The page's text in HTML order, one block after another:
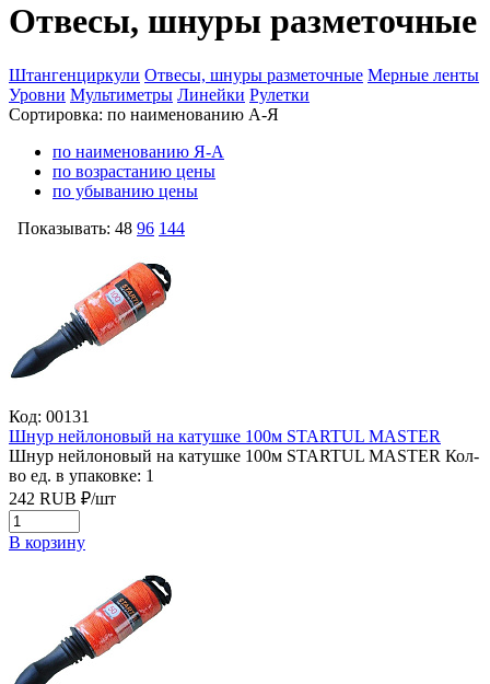
Отвесы, шнуры разметочные
Штангенциркули Отвесы, шнуры разметочные Мерные ленты
Уровни Мультиметры Линейки Рулетки
Сортировка: по наименованию А-Я
по наименованию Я-А
по возрастанию цены
по убыванию цены
Показывать: 48 96 144
Код: 00131
Шнур нейлоновый на катушке 100м STARTUL MASTER
Шнур нейлоновый на катушке 100м STARTUL MASTER Кол-
во ед. в упаковке: 1
242 RUB ₽/шт
В корзину